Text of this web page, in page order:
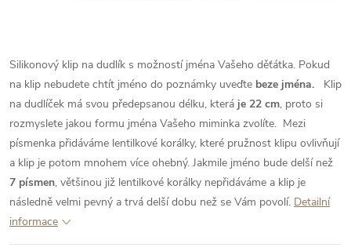
Silikonový klip na dudlík s možností jména Vašeho děťátka. Pokud
na klip nebudete chtít jméno do poznámky uveďte beze jména.
Klip
na dudlíček má svou předepsanou délku, která je 22 cm, proto si
rozmyslete jakou formu jména Vašeho miminka zvolíte. Mezi
písmenka přidáváme lentilkové korálky, které pružnost klipu ovlivňují
a klip je potom mnohem více ohebný. Jakmile jméno bude delší než
7 písmen, většinou již lentilkové korálky nepřidáváme a klip je
následně velmi pevný a trvá delší dobu než se Vám povolí. Detailní
informace